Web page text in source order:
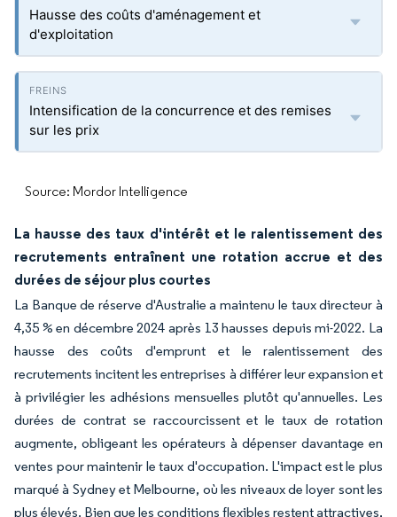
Hausse des coûts d'aménagement et
d'exploitation
Intensification de la concurrence et des remises
sur les prix
Source: Mordor Intelligence
La hausse des taux d'intérêt et le ralentissement des
recrutements entraînent une rotation accrue et des
durées de séjour plus courtes
La Banque de réserve d'Australie a maintenu le taux directeur à
4,35 % en décembre 2024 après 13 hausses depuis mi-2022. La
hausse des coûts d'emprunt et le ralentissement des
recrutements incitent les entreprises à différer leur expansion et
à privilégier les adhésions mensuelles plutôt qu'annuelles. Les
durées de contrat se raccourcissent et le taux de rotation
augmente, obligeant les opérateurs à dépenser davantage en
ventes pour maintenir le taux d'occupation. L'impact est le plus
marqué à Sydney et Melbourne, où les niveaux de loyer sont les
plus élevés. Bien que les conditions flexibles restent attractives,